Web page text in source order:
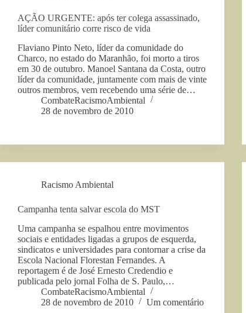
AÇÃO URGENTE: após ter colega assassinado,
líder comunitário corre risco de vida
Flaviano Pinto Neto, líder da comunidade do
Charco, no estado do Maranhão, foi morto a tiros
em 30 de outubro. Manoel Santana da Costa, outro
líder da comunidade, juntamente com mais de vinte
outros membros, vem recebendo uma série de…
CombateRacismoAmbiental
28 de novembro de 2010
Racismo Ambiental
Campanha tenta salvar escola do MST
Uma campanha se espalhou entre movimentos
sociais e entidades ligadas a grupos de esquerda,
sindicatos e universidades para contornar a crise da
Escola Nacional Florestan Fernandes. A
reportagem é de José Ernesto Credendio e
publicada pelo jornal Folha de S. Paulo,…
CombateRacismoAmbiental
28 de novembro de 2010
Um comentário